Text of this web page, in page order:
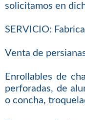
solicitamos en
SERVICIO:
Venta de
Enrollables de
perforadas, de
o concha,